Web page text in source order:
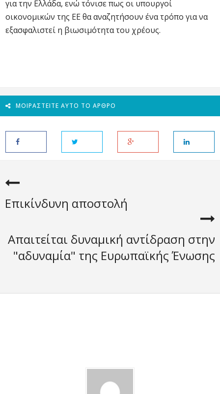
για την Ελλάδα, ενώ τόνισε πως οι υπουργοί
οικονομικών της ΕΕ θα αναζητήσουν ένα τρόπο για να
εξασφαλιστεί η βιωσιμότητα του χρέους.
ΜΟΙΡΑΣΤΕΊΤΕ ΑΥΤΌ ΤΟ ΆΡΘΡΟ
Επικίνδυνη αποστολή
Απαιτείται δυναμική αντίδραση στην
"αδυναμία" της Ευρωπαϊκής Ένωσης